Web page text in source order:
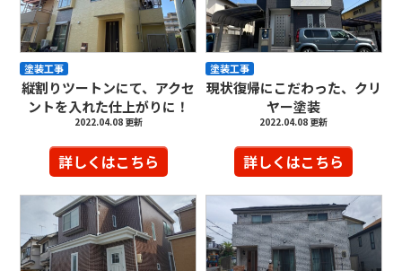
縦割りツートンにて、アクセ
ントを入れた仕上がりに！
2022.04.08 更新
詳しくはこちら
塗装工事
現状復帰にこだわった、クリ
ヤー塗装
2022.04.08 更新
詳しくはこちら
塗装工事